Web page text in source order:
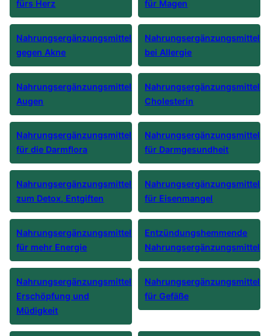
fürs Herz
für Magen
Nahrungsergänzungsmittel
gegen Akne
Nahrungsergänzungsmittel
bei Allergie
Nahrungsergänzungsmittel
Augen
Nahrungsergänzungsmittel
Cholesterin
Nahrungsergänzungsmittel
für die Darmflora
Nahrungsergänzungsmittel
für Darmgesundheit
Nahrungsergänzungsmittel
zum Detox, Entgiften
Nahrungsergänzungsmittel
für Eisenmangel
Nahrungsergänzungsmittel
für mehr Energie
Entzündungshemmende
Nahrungsergänzungsmittel
Nahrungsergänzungsmittel
Erschöpfung und
Müdigkeit
Nahrungsergänzungsmittel
für Gefäße